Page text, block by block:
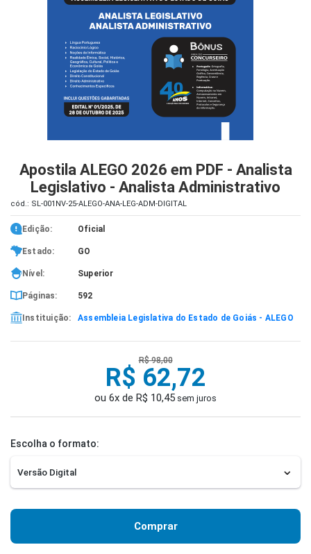
Apostila ALEGO 2026 em PDF - Analista
Legislativo - Analista Administrativo
cód.: SL-001NV-25-ALEGO-ANA-LEG-ADM-DIGITAL
Edição: Oficial
Estado: GO
Nível: Superior
Páginas: 592
Instituição: Assembleia Legislativa do Estado de Goiás - ALEGO
R$ 98,00
R$ 62,72
ou 6x de R$ 10,45 sem juros
Escolha o formato:
Comprar